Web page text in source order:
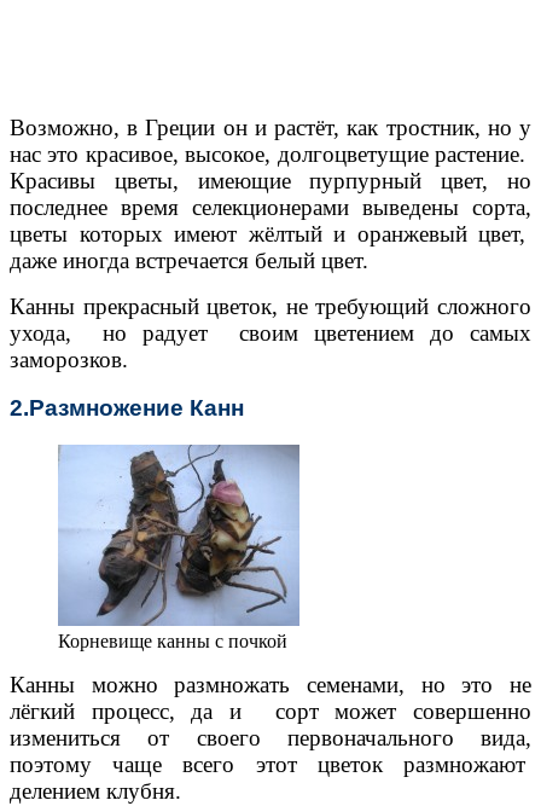
Возможно, в Греции он и растёт, как тростник, но у
нас это красивое, высокое, долгоцветущие растение.
Красивы цветы, имеющие пурпурный цвет, но
последнее время селекционерами выведены сорта,
цветы которых имеют жёлтый и оранжевый цвет,
даже иногда встречается белый цвет.
Канны прекрасный цветок, не требующий сложного
ухода, но радует своим цветением до самых
заморозков.
2.Размножение Канн
Корневище канны с почкой
Канны можно размножать семенами, но это не
лёгкий процесс, да и сорт может совершенно
измениться от своего первоначального вида,
поэтому чаще всего этот цветок размножают
делением клубня.